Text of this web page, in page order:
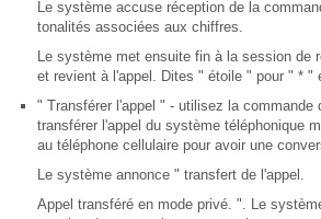
Le système accuse réception de la
tonalités associées aux chiffres.
Le système met ensuite fin à la session de
et revient à l'appel. Dites " étoile " pour " * "
" Transférer l'appel " - utilisez la commande
transférer l'appel du système téléphonique
au téléphone cellulaire pour avoir une
Le système annonce " transfert de l'appel.
Appel transféré en mode privé. ". Le